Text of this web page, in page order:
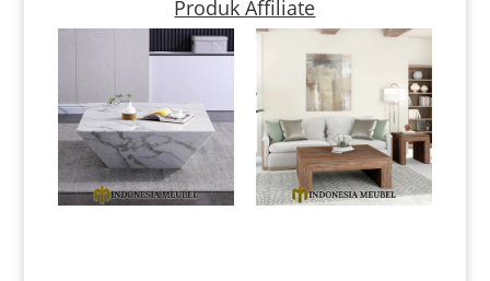
Produk Affiliate